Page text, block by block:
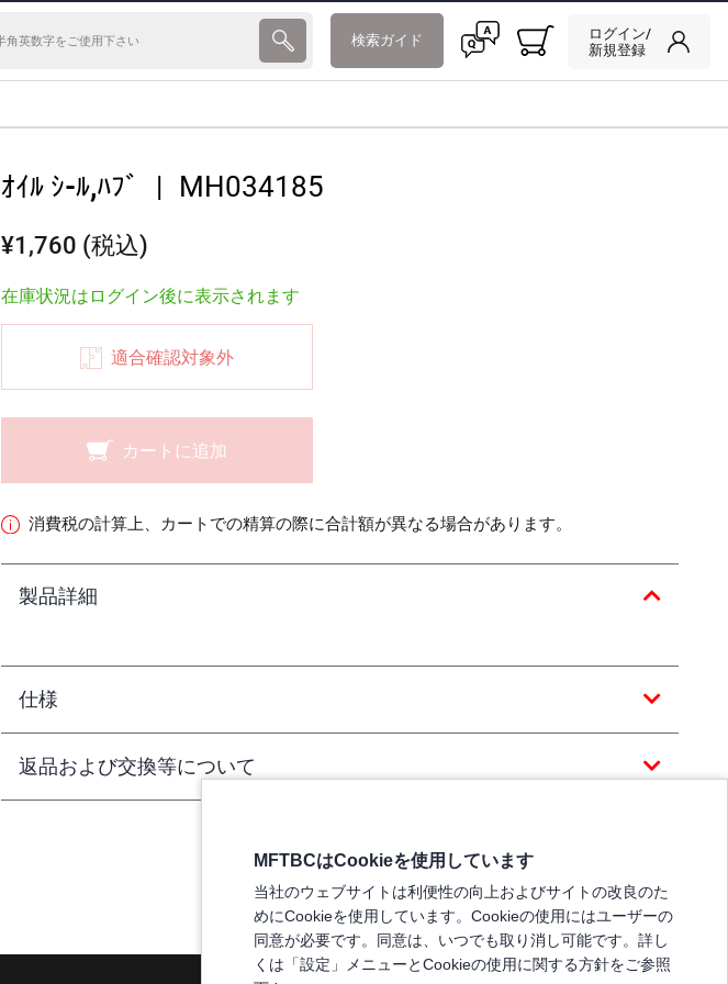
検索ガイド
ログイン/
新規登録
ｵｲﾙ ｼ-ﾙ,ﾊﾌﾞ | MH034185
¥1,760 (税込)
在庫状況はログイン後に表示されます
適合確認対象外
カートに追加
消費税の計算上、カートでの精算の際に合計額が異なる場合があります。
製品詳細
仕様
返品および交換等について
MFTBCはCookieを使用しています
当社のウェブサイトは利便性の向上およびサイトの改良のた
めにCookieを使用しています。Cookieの使用にはユーザーの
同意が必要です。同意は、いつでも取り消し可能です。詳し
くは「設定」メニューとCookieの使用に関する方針をご参照